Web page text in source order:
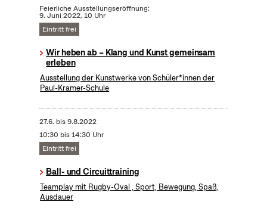
Feierliche Ausstellungseröffnung:
9. Juni 2022, 10 Uhr
Eintritt frei
Wir heben ab – Klang und Kunst gemeinsam
erleben
Ausstellung der Kunstwerke von Schüler*innen der
Paul-Kramer-Schule
27.6. bis9.8.2022
10:30 bis 14:30 Uhr
Eintritt frei
Ball- und Circuittraining
Teamplay mit Rugby-Oval , Sport, Bewegung, Spaß,
Ausdauer